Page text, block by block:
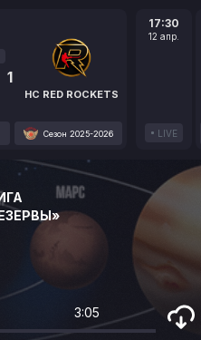
1
HC RED ROCKETS
Сезон 2025-2026
17:30
12 апр.
LIVE
3:05